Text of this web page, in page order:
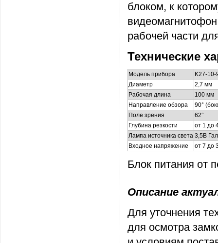
блоком, к
рабочей части
Технические
Модель прибора
K27-10-
Диаметр
2,7 мм
Рабочая длина
100 мм
Направление обзора
90°
Поле зрения
62°
Глубина резкости
от 1 до
Лампа источника света 3,5В
Входное напряжение
от 7 до
Блок питания от
Описание
Для уточнения
для осмотра